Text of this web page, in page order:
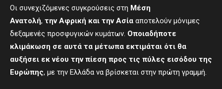
Οι συνεχιζόμενες συγκρούσεις στη Μέση
Ανατολή, την Αφρική και την Ασία αποτελούν μόνιμες
δεξαμενές προσφυγικών κυμάτων. Οποιαδήποτε
κλιμάκωση σε αυτά τα μέτωπα εκτιμάται ότι θα
αυξήσει εκ νέου την πίεση προς τις πύλες εισόδου της
Ευρώπης, με την Ελλάδα να βρίσκεται στην πρώτη γραμμή.